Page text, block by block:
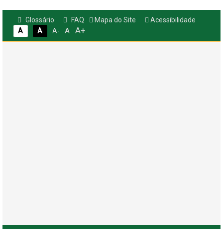
Glossário FAQ Mapa do Site
Acessibilidade
A
A A- A A+